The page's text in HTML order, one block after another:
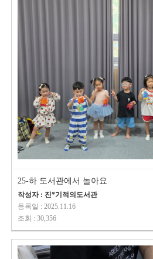
25-하 도서관에서 놀아요
작성자 : 진*기적의도서관
등록일 : 2025.11.16
조회 : 30,356